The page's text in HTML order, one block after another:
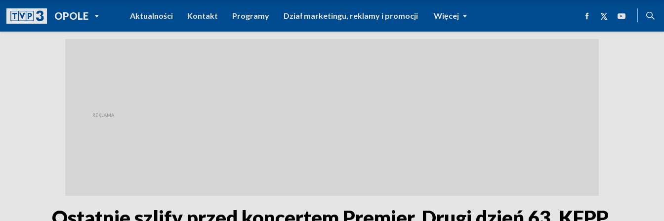
OPOLEPOWRÓT DO
TVP REGIONY
Aktualności Kontakt Programy Dział marketingu, reklamy i promocji Więcej